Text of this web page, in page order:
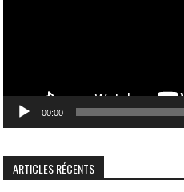
00:00
ARTICLES RÉCENTS